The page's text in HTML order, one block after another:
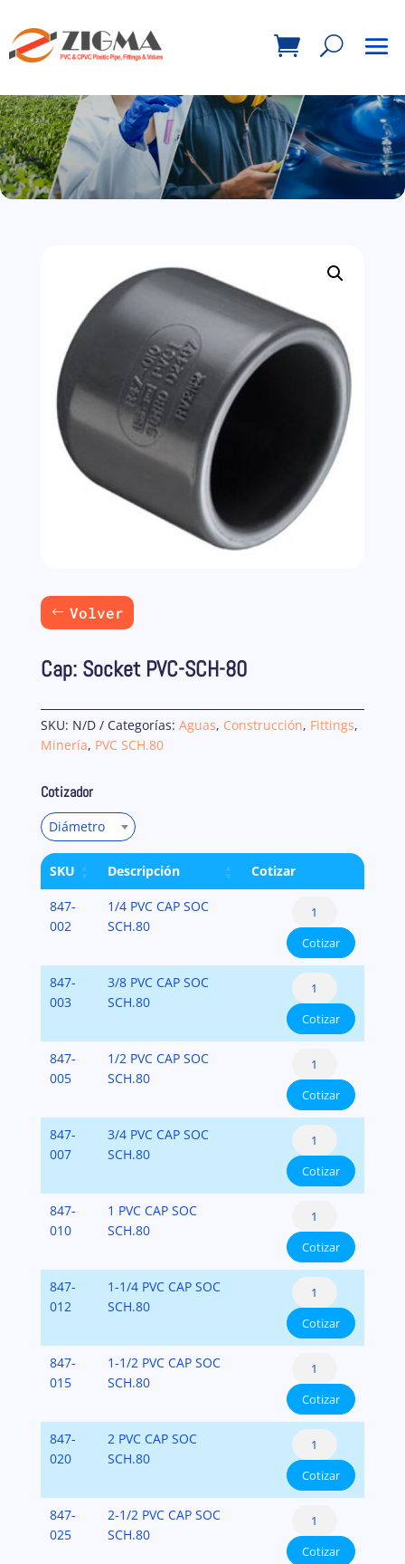
Volver
Cap: Socket PVC-SCH-80
SKU: N/D Categorías: Aguas, Construcción, Fittings,
Minería, PVC SCH.80
Cotizador
Diámetro
SKU Descripción Cotizar
847-
002
1/4 PVC CAP SOC
SCH.80
Cap:
Socket
PVC-
SCH-
80
cantidad
Cotizar
847-
003
3/8 PVC CAP SOC
SCH.80
Cap:
Socket
PVC-
SCH-
cantidad
Cotizar
847-
005
1/2 PVC CAP SOC
SCH.80
Cap:
Socket
PVC-
SCH-
80
cantidad
Cotizar
847-
007
3/4 PVC CAP SOC
SCH.80
Cap:
Socket
PVC-
SCH-
cantidad
Cotizar
847-
010
1 PVC CAP SOC
SCH.80
Cap:
Socket
PVC-
SCH-
80
cantidad
Cotizar
847-
012
1-1/4 PVC CAP SOC
SCH.80
Cap:
Socket
PVC-
SCH-
cantidad
Cotizar
847-
015
1-1/2 PVC CAP SOC
SCH.80
Cap:
Socket
PVC-
SCH-
80
cantidad
Cotizar
847-
020
2 PVC CAP SOC
SCH.80
Cap:
Socket
PVC-
SCH-
cantidad
Cotizar
847-
025
2-1/2 PVC CAP SOC
SCH.80
Cap:
Socket
PVC-
Cotizar